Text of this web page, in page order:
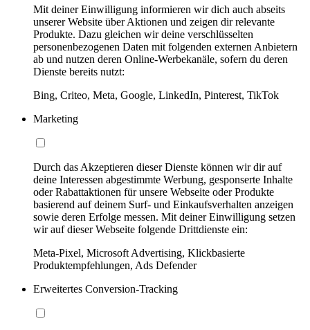
Mit deiner Einwilligung informieren wir dich auch abseits
unserer Website über Aktionen und zeigen dir relevante
Produkte. Dazu gleichen wir deine verschlüsselten
personenbezogenen Daten mit folgenden externen Anbietern
ab und nutzen deren Online-Werbekanäle, sofern du deren
Dienste bereits nutzt:
Bing, Criteo, Meta, Google, LinkedIn, Pinterest, TikTok
Marketing
Durch das Akzeptieren dieser Dienste können wir dir auf
deine Interessen abgestimmte Werbung, gesponserte Inhalte
oder Rabattaktionen für unsere Webseite oder Produkte
basierend auf deinem Surf- und Einkaufsverhalten anzeigen
sowie deren Erfolge messen. Mit deiner Einwilligung setzen
wir auf dieser Webseite folgende Drittdienste ein:
Meta-Pixel, Microsoft Advertising, Klickbasierte
Produktempfehlungen, Ads Defender
Erweitertes Conversion-Tracking